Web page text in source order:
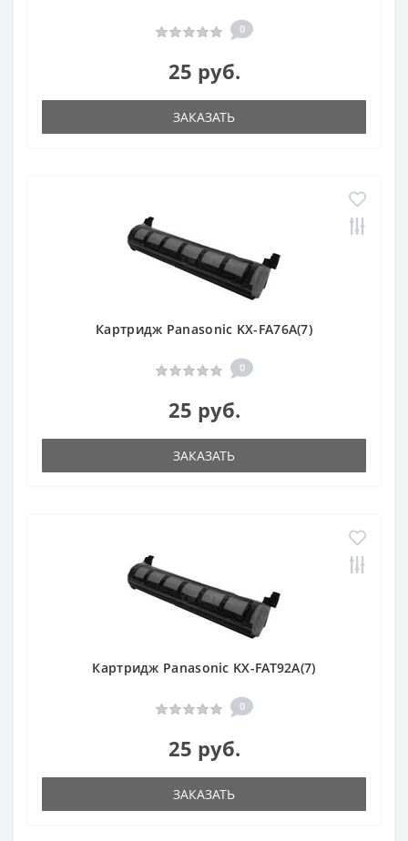
0
25 руб.
ЗАКАЗАТЬ
Картридж Panasonic KX-FA76A(7)
0
25 руб.
ЗАКАЗАТЬ
Картридж Panasonic KX-FAT92A(7)
0
25 руб.
ЗАКАЗАТЬ